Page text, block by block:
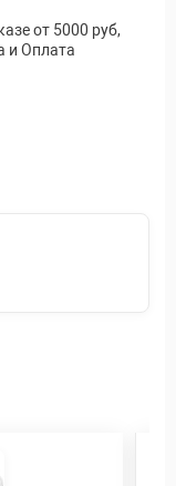
от 5000 руб,
и Оплата